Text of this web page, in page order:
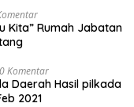
Kita” Rumah Jabatan
0 Komentar
Daerah Hasil pilkada
2021